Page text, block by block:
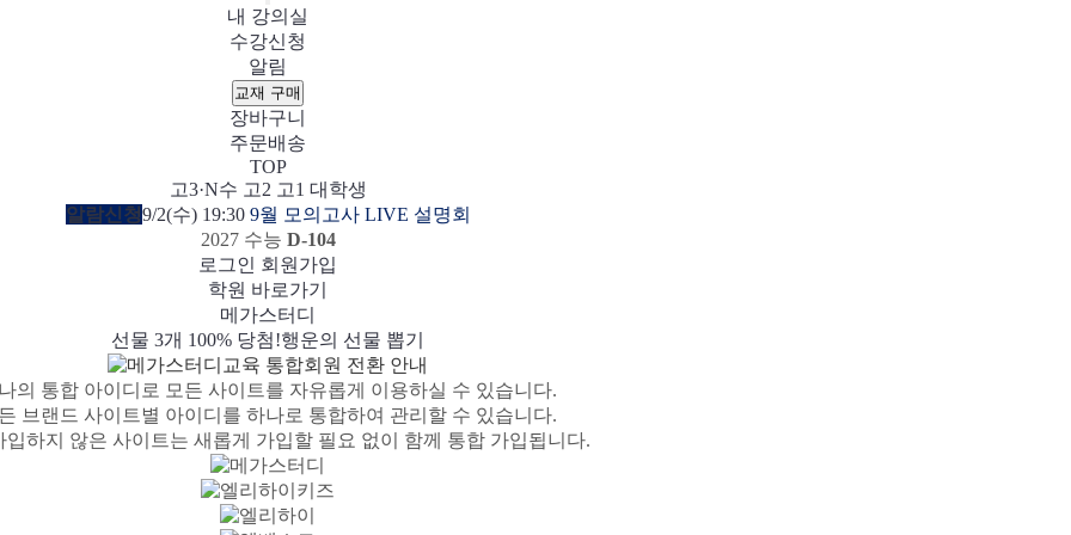
내 강의실
수강신청
알림
교재 구매
장바구니
주문배송
TOP
고3·N수 고2 고1 대학생
알람신청9/2(수) 19:30 9월 모의고사 LIVE 설명회
2027 수능 D-104
로그인 회원가입
학원 바로가기
메가스터디
선물 3개 100% 당첨!행운의 선물 뽑기
선물 100% 증정! 메가스터디 X 올리브영
여름방학 스터디 캐시백메가런 썸머스쿨
2027 러셀 단과강사 공개선발
스마트러닝앱설문 EVENT
메가패스3일 무료 체험권
메가패스 수강생 무료혜택!메가클럽 멤버십
사회공헌 캠페인희망이룸 메가나눔
의 통합 아이디로 모든 사이트를 자유롭게 이용하실 수 있습니다.
브랜드 사이트별 아이디를 하나로 통합하여 관리할 수 있습니다.
입하지 않은 사이트는 새롭게 가입할 필요 없이 함께 통합 가입됩니다.